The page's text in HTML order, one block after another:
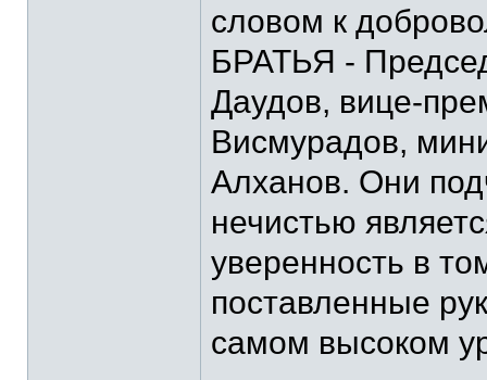
словом к
БРАТЬЯ -
Даудов, вице-
Висмурадов,
Алханов. Они
нечистью
уверенность в
поставленные
самом высоком